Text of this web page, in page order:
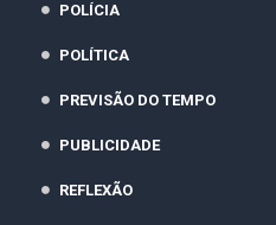
POLÍCIA
POLÍTICA
PREVISÃO DO TEMPO
PUBLICIDADE
REFLEXÃO